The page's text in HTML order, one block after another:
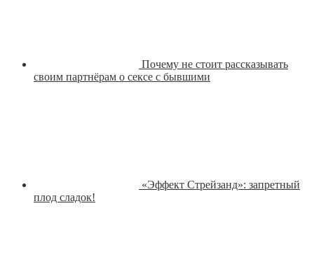
Почему не стоит рассказывать
своим партнёрам о сексе с бывшими
«Эффект Стрейзанд»: запретный
плод сладок!